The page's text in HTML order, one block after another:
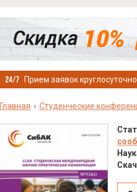
Прием заявок круглосуточно
Главная Студенческие